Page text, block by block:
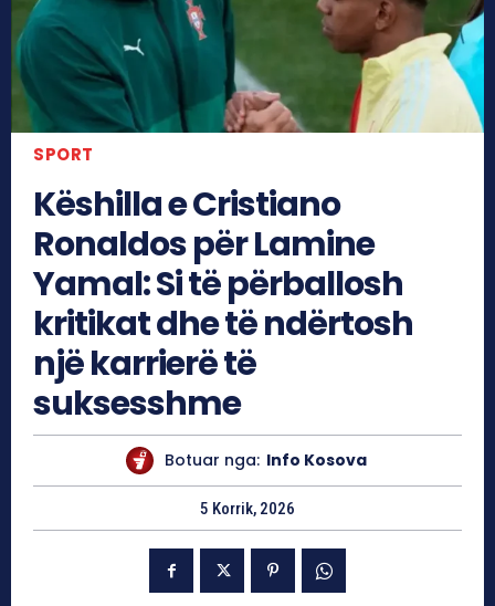
SPORT
Këshilla e Cristiano
Ronaldos për Lamine
Yamal: Si të përballosh
kritikat dhe të ndërtosh
një karrierë të
suksesshme
Botuar nga: Info Kosova
5 Korrik, 2026